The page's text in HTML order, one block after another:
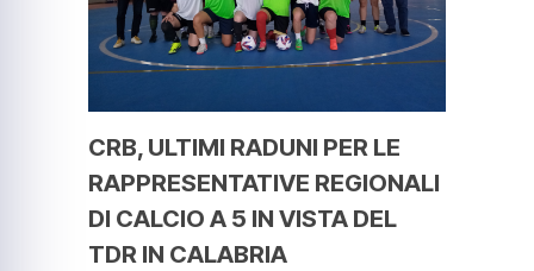
CRB, ULTIMI RADUNI PER LE
RAPPRESENTATIVE REGIONALI
DI CALCIO A 5 IN VISTA DEL
TDR IN CALABRIA